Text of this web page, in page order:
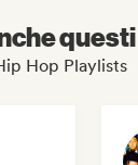
Hop Playlists